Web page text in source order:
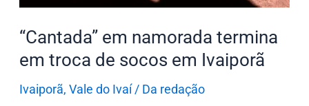
“Cantada” em namorada termina
em troca de socos em Ivaiporã
Ivaiporã, Vale do Ivaí/ Da redação
em
Ivaiporã